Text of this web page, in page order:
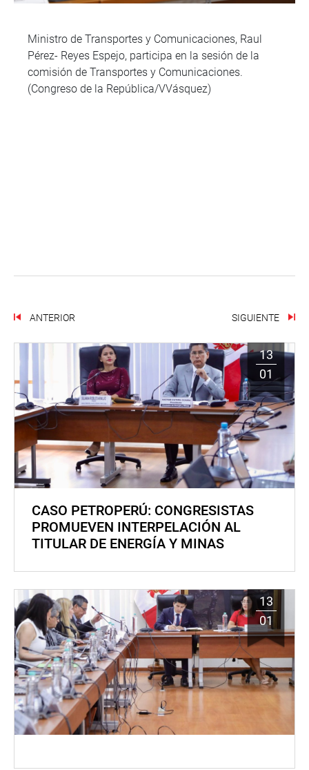
Ministro de Transportes y Comunicaciones, Raul
Pérez- Reyes Espejo, participa en la sesión de la
comisión de Transportes y Comunicaciones.
(Congreso de la República/VVásquez)
ANTERIOR SIGUIENTE
13
01
CASO PETROPERÚ: CONGRESISTAS
PROMUEVEN INTERPELACIÓN AL
TITULAR DE ENERGÍA Y MINAS
13
01